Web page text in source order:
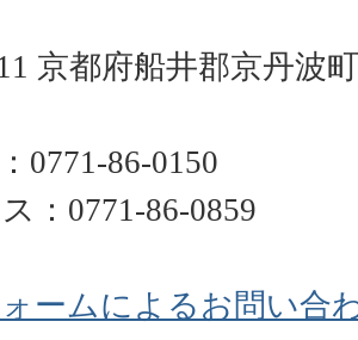
京都府船井郡京丹波
0771-86-0150
：0771-86-0859
ームによるお問い合